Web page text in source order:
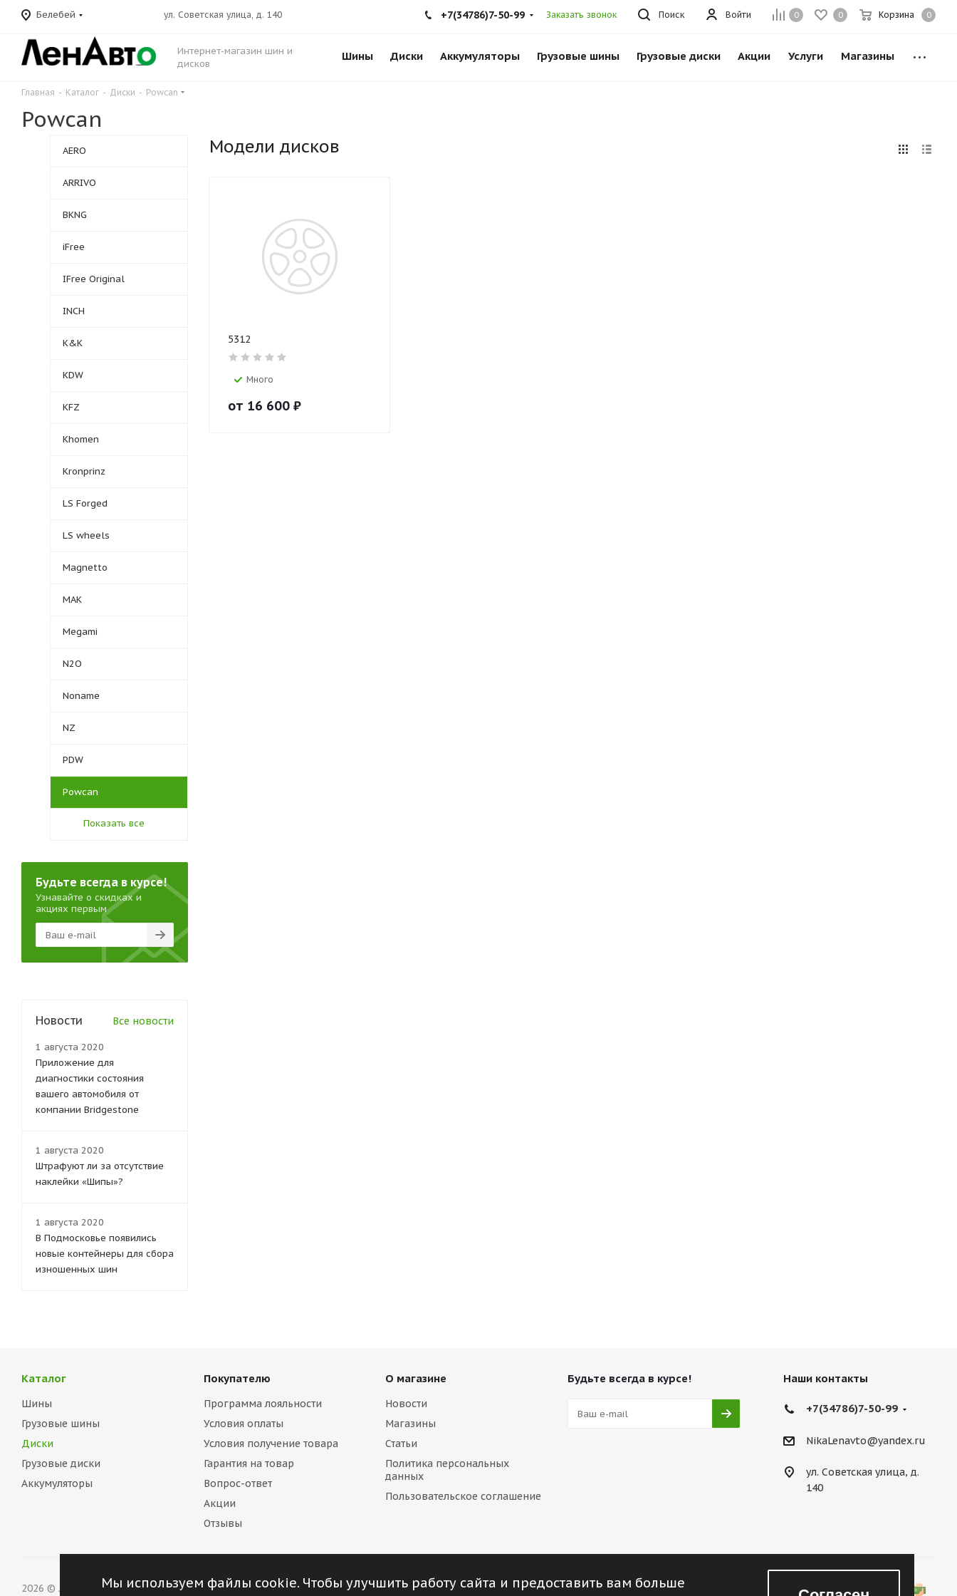
Белебей 0 0 Корзина 0
Войти
ул. Советская улица, д. 140 Поиск
+7(34786)7-50-99 Заказать звонок
Интернет-магазин шин и
дисков
Шины Диски Аккумуляторы Грузовые шины Грузовые диски Акции Услуги Магазины
Главная - Каталог - Диски - Powcan
Powcan
Модели дисков
5312
Много
от 16 600 ₽
AERO
ARRIVO
BKNG
iFree
IFree Original
INCH
K&K
KDW
KFZ
Khomen
Kronprinz
LS Forged
LS wheels
Magnetto
MAK
Megami
N2O
Noname
NZ
PDW
Powcan
Показать все
Будьте всегда в курсе!
Узнавайте о скидках и
акциях первым
Новости Все новости
1 августа 2020
Приложение для
диагностики состояния
вашего автомобиля от
компании Bridgestone
1 августа 2020
Штрафуют ли за отсутствие
наклейки «Шипы»?
1 августа 2020
В Подмосковье появились
новые контейнеры для сбора
изношенных шин
Каталог
Шины
Грузовые шины
Диски
Грузовые диски
Аккумуляторы
Покупателю
Программа лояльности
Условия оплаты
Условия получение товара
Гарантия на товар
Вопрос-ответ
Акции
Отзывы
О магазине
Новости
Магазины
Статьи
Политика персональных
данных
Пользовательское соглашение
Будьте всегда в курсе! Наши контакты
+7(34786)7-50-99
NikaLenavto@yandex.ru
ул. Советская улица, д.
140
2026 © ЛенАвто Мы используем файлы cookie. Чтобы улучшить работу сайта и предоставить вам больше